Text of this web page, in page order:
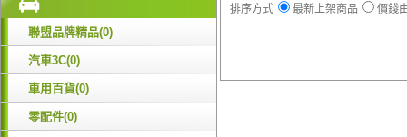
聯盟品牌精品(0)
汽車3C(0)
車用百貨(0)
零配件(0)
排序方式 最新上架商品 價錢